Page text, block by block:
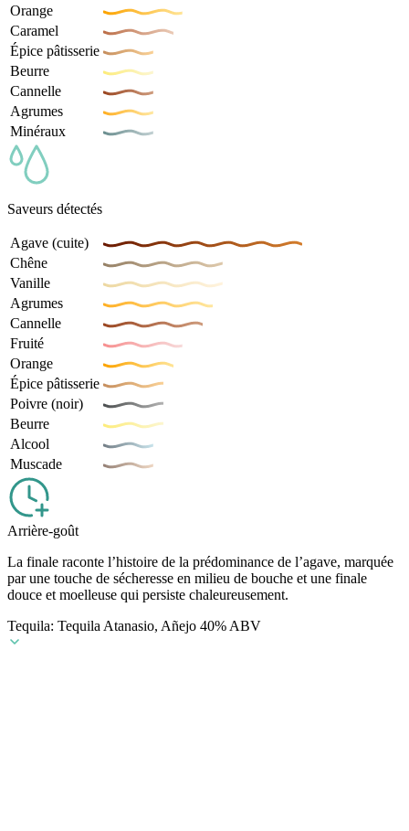
Orange
Caramel
Épice pâtisserie
Beurre
Cannelle
Agrumes
Minéraux
Saveurs détectés
Agave (cuite)
Chêne
Vanille
Agrumes
Cannelle
Fruité
Orange
Épice pâtisserie
Poivre (noir)
Beurre
Alcool
Muscade
Arrière-goût
La finale raconte l’histoire de la prédominance de l’agave, marquée
par une touche de sécheresse en milieu de bouche et une finale
douce et moelleuse qui persiste chaleureusement.
Tequila: Tequila Atanasio, Añejo 40% ABV